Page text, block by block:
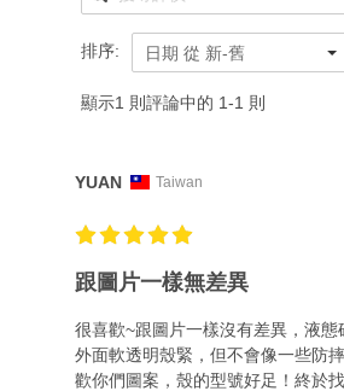
排序: 日期 從 新-舊
顯示1 則評論中的 1-1 則
YUAN Taiwan
跟圖片一樣無差異
很喜歡~跟圖片一樣沒有差異，液
外面軟透明殼緊，但不會像一些防
歡你們圖案，殼的型號好足！終於